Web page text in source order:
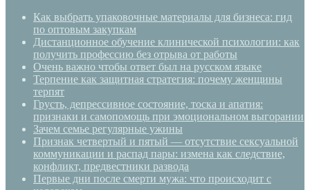
Как выбрать упаковочные материалы для бизнеса: гид
по оптовым закупкам
Дистанционное обучение клинической психологии: как
получить профессию без отрыва от работы
Очень важно чтобы ответ был на русском языке
Терпение как защитная стратегия: почему женщины
терпят
Грусть, депрессивное состояние, тоска и апатия:
признаки и самопомощь при эмоциональном выгорании
Зачем семье регулярные ужины
Признак четвертый и пятый — отсутствие сексуальной
коммуникации и распад пары: измена как следствие,
конфликт, предвестники развода
Первые дни после смерти мужа: что происходит с